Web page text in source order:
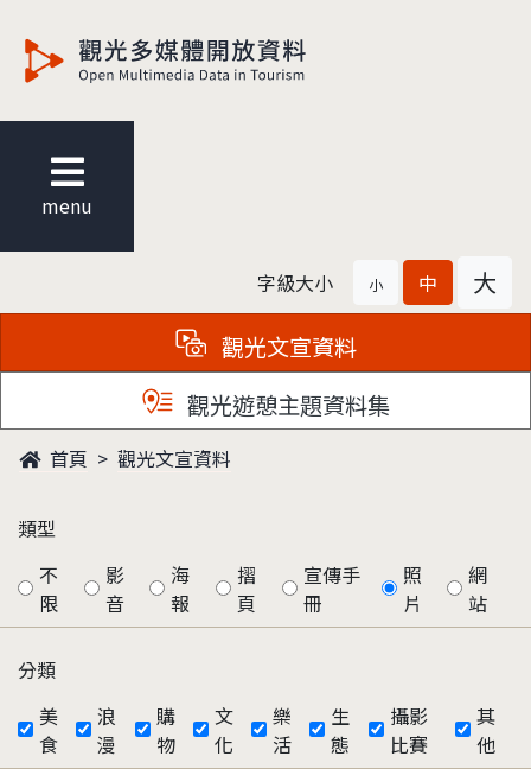
menu
字級大小 小 中 大
觀光文宣資料
觀光遊憩主題資料集
首頁 觀光文宣資料
類型
不
限
影
音
海
報
摺
頁
宣傳手
冊
照
片
網
站
分類
美
食
浪
漫
購
物
文
化
樂
活
生
態
攝影
比賽
其
他